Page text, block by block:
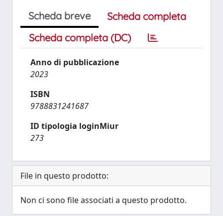
Scheda breve
Scheda completa
Scheda completa (DC)
Anno di pubblicazione
2023
ISBN
9788831241687
ID tipologia loginMiur
273
File in questo prodotto:
Non ci sono file associati a questo prodotto.